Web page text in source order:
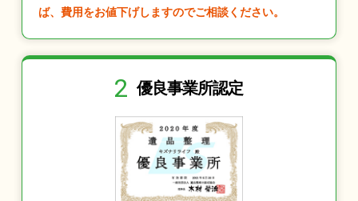
ば、費用をお値下げしますのでご相談ください。
2 優良事業所認定